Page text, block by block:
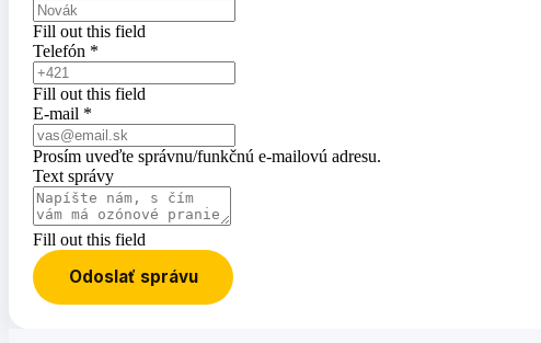
Fill out this field
Telefón *
Fill out this field
E-mail *
Prosím uveďte správnu/funkčnú e-mailovú adresu.
Text správy
Fill out this field
Odoslať správu